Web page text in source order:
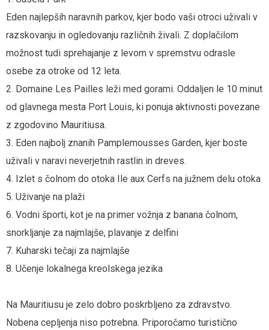
Eden najlepših naravnih parkov, kjer bodo vaši otroci uživali v
razskovanju in ogledovanju različnih živali. Z doplačilom
možnost tudi sprehajanje z levom v spremstvu odrasle
osebe za otroke od 12 leta.
2. Domaine Les Pailles leži med gorami. Oddaljen le 10 minut
od glavnega mesta Port Louis, ki ponuja aktivnosti povezane
z zgodovino Mauritiusa.
3. Eden najbolj znanih Pamplemousses Garden, kjer boste
uživali v naravi neverjetnih rastlin in dreves.
4. Izlet s čolnom do otoka Ile aux Cerfs na južnem delu otoka
5. Uživanje na plaži
6. Vodni športi, kot je na primer vožnja z banana čolnom,
snorkljanje za najmlajše, plavanje z delfini
7. Kuharski tečaji za najmlajše
8. Učenje lokalnega kreolskega jezika
Na Mauritiusu je zelo dobro poskrbljeno za zdravstvo.
Nobena cepljenja niso potrebna. Priporočamo turistično